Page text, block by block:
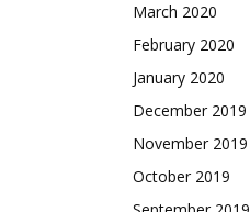
March 2020
February 2020
January 2020
December 2019
November 2019
October 2019